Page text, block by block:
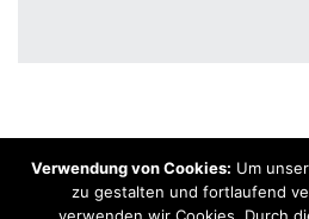
Hinweis: Trotz zahlreicher Studien, die einen
Elektrosmog und gesundheitlichen
Verwendung von Cookies: Um
zu gestalten und fortlaufend